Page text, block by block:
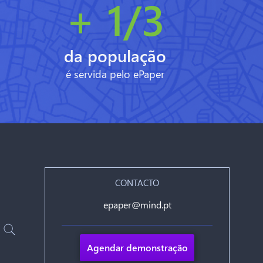
+ 1/3
da população
é servida pelo ePaper
CONTACTO
epaper@mind.pt
Agendar demonstração